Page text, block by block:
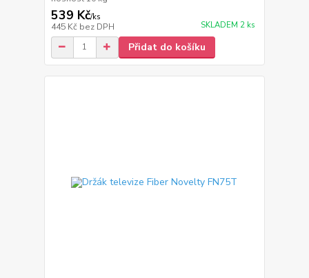
539 Kč/ks
445 Kč bez DPH SKLADEM 2 ks
Přidat do košíku